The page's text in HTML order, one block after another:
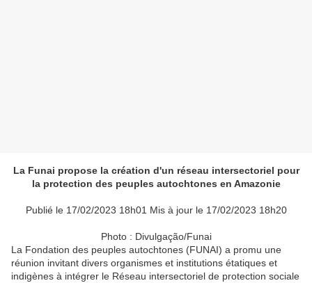
La Funai propose la création d'un réseau intersectoriel pour
la protection des peuples autochtones en Amazonie
Publié le 17/02/2023 18h01 Mis à jour le 17/02/2023 18h20
Photo : Divulgação/Funai
La Fondation des peuples autochtones (FUNAI) a promu une
réunion invitant divers organismes et institutions étatiques et
indigènes à intégrer le Réseau intersectoriel de protection sociale